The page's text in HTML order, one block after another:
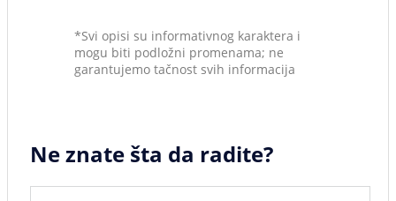
*Svi opisi su informativnog karaktera i
mogu biti podložni promenama; ne
garantujemo tačnost svih informacija
Ne znate šta da radite?